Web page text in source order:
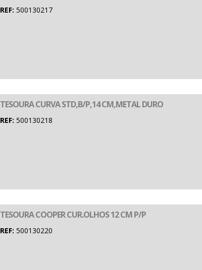
REF: 500130217
TESOURA CURVA STD,B/P,14 CM,METAL DURO
REF: 500130218
TESOURA COOPER CUR.OLHOS 12 CM P/P
REF: 500130220